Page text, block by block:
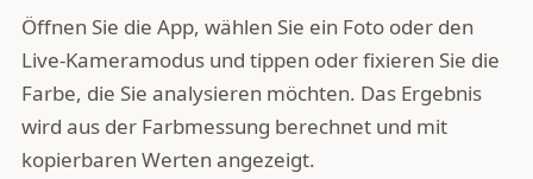
Öffnen Sie die App, wählen Sie ein Foto oder den
Live-Kameramodus und tippen oder fixieren Sie die
Farbe, die Sie analysieren möchten. Das Ergebnis
wird aus der Farbmessung berechnet und mit
kopierbaren Werten angezeigt.